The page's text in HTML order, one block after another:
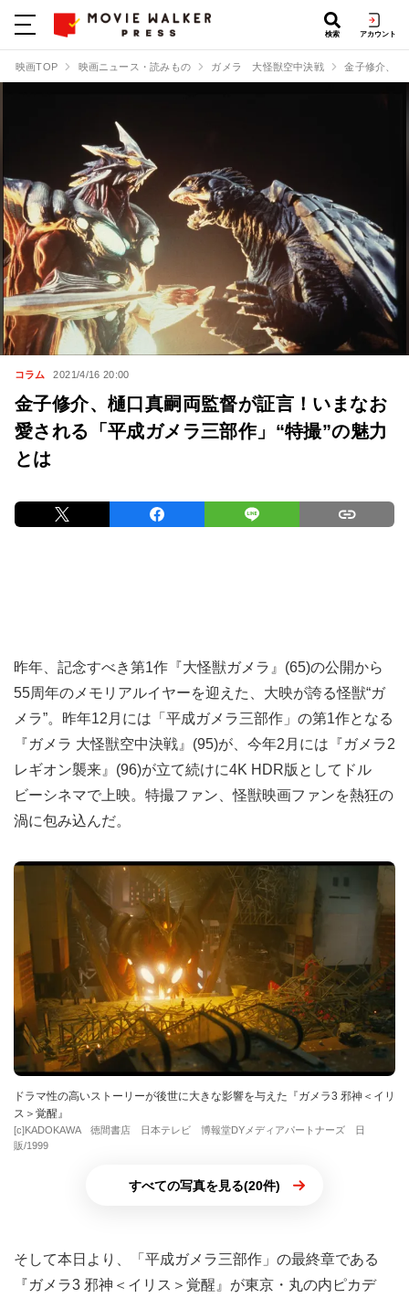
検索 アカウント
映画TOP 映画ニュース・読みもの ガメラ 大怪獣空中決戦 金子修介、樋
コラム 2021/4/16 20:00
金子修介、樋口真嗣両監督が証言！いまなお
愛される「平成ガメラ三部作」“特撮”の魅力
とは
昨年、記念すべき第1作『大怪獣ガメラ』(65)の公開から
55周年のメモリアルイヤーを迎えた、大映が誇る怪獣“ガ
メラ”。昨年12月には「平成ガメラ三部作」の第1作となる
『ガメラ 大怪獣空中決戦』(95)が、今年2月には『ガメラ2
レギオン襲来』(96)が立て続けに4K HDR版としてドル
ビーシネマで上映。特撮ファン、怪獣映画ファンを熱狂の
渦に包み込んだ。
ドラマ性の高いストーリーが後世に大きな影響を与えた『ガメラ3 邪神＜イリ
ス＞覚醒』
[c]KADOKAWA 徳間書店 日本テレビ 博報堂DYメディアパートナーズ 日
販/1999
すべての写真を見る(20件)
そして本日より、「平成ガメラ三部作」の最終章である
『ガメラ3 邪神＜イリス＞覚醒』が東京・丸の内ピカデ